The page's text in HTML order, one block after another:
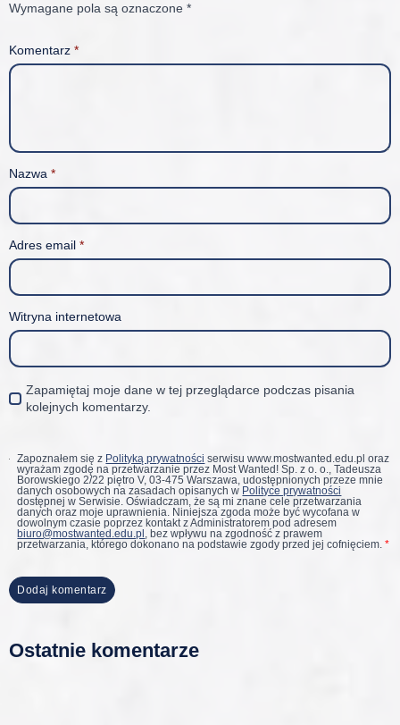
Wymagane pola są oznaczone *
Komentarz *
Nazwa *
Adres email *
Witryna internetowa
Zapamiętaj moje dane w tej przeglądarce podczas pisania
kolejnych komentarzy.
Zapoznałem się z Polityką prywatności serwisu www.mostwanted.edu.pl oraz
wyrażam zgodę na przetwarzanie przez Most Wanted! Sp. z o. o., Tadeusza
Borowskiego 2/22 piętro V, 03-475 Warszawa, udostępnionych przeze mnie
danych osobowych na zasadach opisanych w Polityce prywatności
dostępnej w Serwisie. Oświadczam, że są mi znane cele przetwarzania
danych oraz moje uprawnienia. Niniejsza zgoda może być wycofana w
dowolnym czasie poprzez kontakt z Administratorem pod adresem
biuro@mostwanted.edu.pl , bez wpływu na zgodność z prawem
przetwarzania, którego dokonano na podstawie zgody przed jej cofnięciem.*
Ostatnie komentarze